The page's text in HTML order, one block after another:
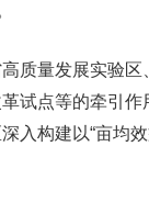
质量发展实验区
试点等的牵引作
入构建以“亩均效